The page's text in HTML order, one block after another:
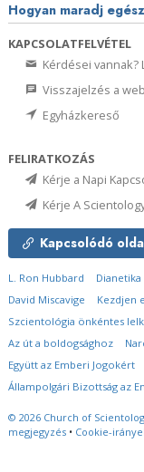
Hogyan maradj
KAPCSOLATFELVÉTEL
Kérdései
Visszajelzés a
Egyházkereső
FELIRATKOZÁS
Kérje a Napi
Kérje A
Kapcsolódó
L. Ron Hubbard Dianetika
David Miscavige
Kezdjen
Szcientológia önkéntes
Az út a boldogsághoz
Együtt az Emberi Jogokért
Állampolgári Bizottság az
© 2026 Church of
megjegyzés • Cookie-